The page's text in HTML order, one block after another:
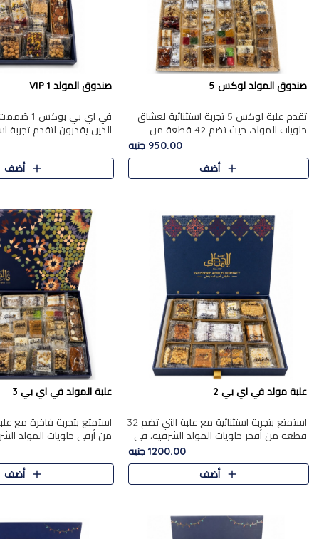
صندوق المولد لوكس 5
تقدم علبة لوكس 5 تجربة استثنائية لعشاق
حلويات المولد، حيث تضم 42 قطعة من
تشكيلة فاخرة تجمع بين أشهر الأصناف
التقليدية وأصناف مميزة مختارة بع..
950.00 جنيه
أضف
صندوق المولد VIP 1
في اي بي
الذين يقدرون لتقدم تجربة
تجمع بين أفخر حلويات
تشكيلة مختارة من الأصناف
أضف
علبة مولد في اي بي 2
استمتع بتجربة استثنائية مع علبة التي تضم 32
قطعة من أفخر حلويات المولد الشرقية، في
تشكيلة تجمع بين الأصالة والاختيارات الفاخرة.
تحتوي العلبة..
1200.00 جنيه
أضف
علبة المولد في اي بي 3
من أرقى حلويات المولد
تجمع بين الأصناف
والاختيارات الغنية بالم..
أضف